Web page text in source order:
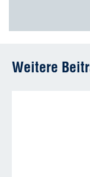
Weitere